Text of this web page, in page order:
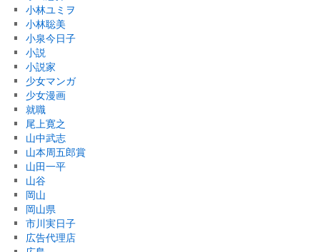
小林ユミヲ
小林聡美
小泉今日子
小説
小説家
少女マンガ
少女漫画
就職
尾上寛之
山中武志
山本周五郎賞
山田一平
山谷
岡山
岡山県
市川実日子
広告代理店